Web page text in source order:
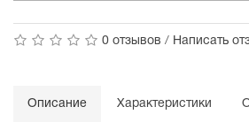
0 отзывов / Написать
Описание Характеристики